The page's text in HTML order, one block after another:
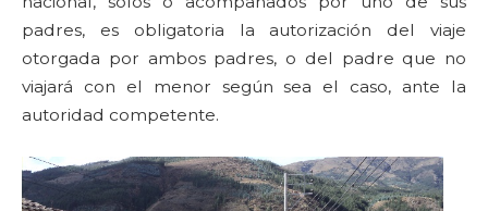
padres, es obligatoria la autorización del viaje
otorgada por ambos padres, o del padre que no
viajará con el menor según sea el caso, ante la
autoridad competente.